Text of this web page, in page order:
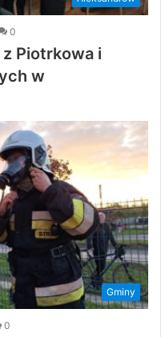
0
Piotrkowa i
w
Gminy
0